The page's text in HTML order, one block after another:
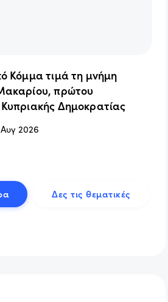
Κόμμα τιμά τη μνήμη
πρώτου
Δημοκρατίας
2026
Δες τις θεματικές